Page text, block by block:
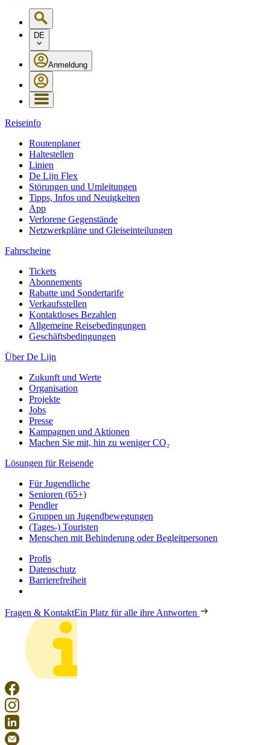
DE
Anmeldung
Reiseinfo
Routenplaner
Haltestellen
Linien
De Lijn Flex
Störungen und Umleitungen
Tipps, Infos und Neuigkeiten
App
Verlorene Gegenstände
Netzwerkpläne und Gleiseinteilungen
Fahrscheine
Tickets
Abonnements
Rabatte und Sondertarife
Verkaufsstellen
Kontaktloses Bezahlen
Allgemeine Reisebedingungen
Geschäftsbedingungen
Über De Lijn
Zukunft und Werte
Organisation
Projekte
Jobs
Presse
Kampagnen und Aktionen
Machen Sie mit, hin zu weniger CO₂
Lösungen für Reisende
Für Jugendliche
Senioren (65+)
Pendler
Gruppen un Jugendbewegungen
(Tages-) Touristen
Menschen mit Behinderung oder Begleitpersonen
Profis
Datenschutz
Barrierefreiheit
Fragen & KontaktEin Platz für alle ihre Antworten